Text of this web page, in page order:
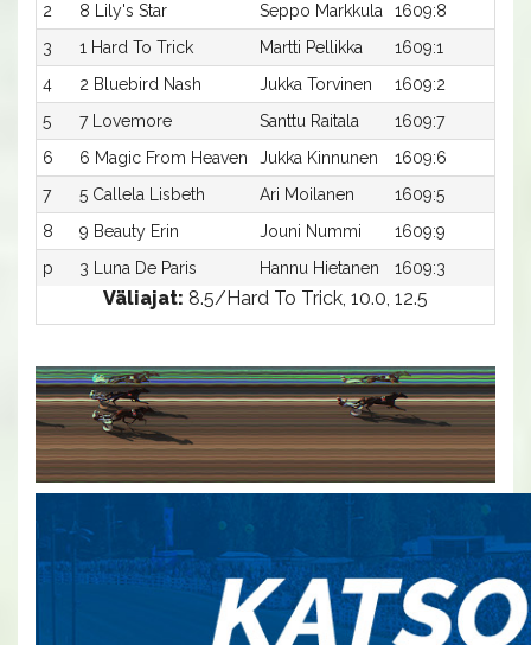
2
8 Lily's Star Seppo Markkula 1609:8
3
1 Hard To Trick Martti Pellikka 1609:1
4
2 Bluebird Nash Jukka Torvinen 1609:2
5
7 Lovemore Santtu Raitala 1609:7
6
6 Magic From Heaven Jukka Kinnunen 1609:6
7
5 Callela Lisbeth Ari Moilanen 1609:5
8
9 Beauty Erin Jouni Nummi 1609:9
p
3 Luna De Paris Hannu Hietanen 1609:3
Väliajat: 8.5/Hard To Trick, 10.0, 12.5